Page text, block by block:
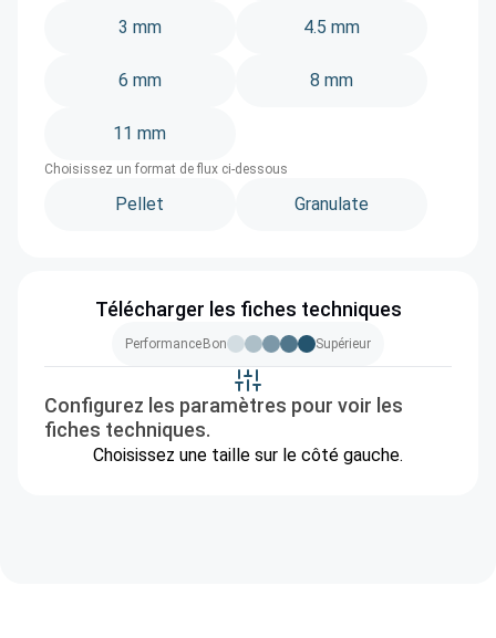
3 mm 4.5 mm
6 mm 8 mm
11 mm
Choisissez un format de flux ci-dessous
Pellet Granulate
Télécharger les fiches techniques
Performance Bon Supérieur
Configurez les paramètres pour voir les
fiches techniques.
Choisissez une taille sur le côté gauche.